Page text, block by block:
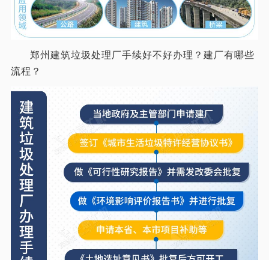
郑州建筑垃圾处理厂手续好不好办理？建厂有哪些
流程？